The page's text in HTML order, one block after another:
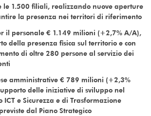
le 1.500 filiali, realizzando nuove aperture
la presenza nei territori di riferimento
il personale € 1.149 milioni (+2,7% A/A),
della presenza fisica sul territorio e con
di oltre 280 persone al servizio dei
amministrative € 789 milioni (+2,3%
delle iniziative di sviluppo nel
ICT e Sicurezza e di Trasformazione
dal Piano Strategico